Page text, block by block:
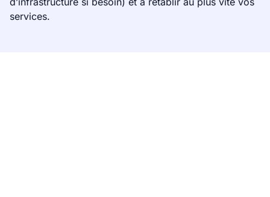
services.